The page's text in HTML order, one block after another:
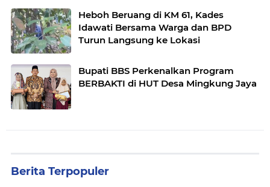
Heboh Beruang di KM 61, Kades
Idawati Bersama Warga dan BPD
Turun Langsung ke Lokasi
Bupati BBS Perkenalkan Program
BERBAKTI di HUT Desa Mingkung Jaya
Berita Terpopuler